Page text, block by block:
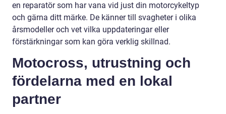
en reparatör som har vana vid just din motorcykeltyp
och gärna ditt märke. De känner till svagheter i olika
årsmodeller och vet vilka uppdateringar eller
förstärkningar som kan göra verklig skillnad.
Motocross, utrustning och
fördelarna med en lokal
partner